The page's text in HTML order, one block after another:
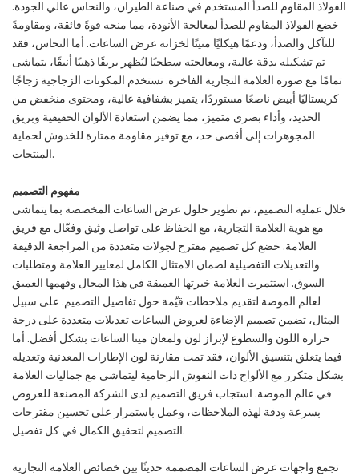
الفولاذ المقاوم للصدأ المستخدم في صناعة الطيران، والنحاس عالي الجودة.
خضع الفولاذ المقاوم للصدأ لمعالجة الأنودة، مما منحه قوةً فائقة، ومقاومةً
للتآكل والصدأ، ودعمًا هيكليًا متينًا لخزانة عرض الساعات. أما النحاس، فقد
تم تشكيله بدقة عالية، ومعالجته سطحيًا ليُظهر بريقًا ذهبيًا أنيقًا، يتماشى
تمامًا مع صورة العلامة التجارية الفاخرة. تستخدم المكونات الزجاجية زجاجًا
كريستاليًا أبيض ناصعًا مستوردًا، يتميز بشفافية عالية، ومحتوى منخفض من
الحديد، وأداء بصري متميز، مما يضمن استعادة الألوان الحقيقية وبريق
المجوهرات إلى أقصى حد، مع توفير مقاومة ممتازة للخدوش لحماية
المنتجات.
مفهوم التصميم
خلال عملية التصميم، تم تطوير حلول عرض الساعات المخصصة بما يتماشى
مع هوية العلامة التجارية، مع الحفاظ على تواصل وثيق وفعّال مع فريق
العلامة. خضع كل تصميم مقترح لجولات متعددة من المراجعة الدقيقة
والتعديلات التفصيلية لضمان الامتثال الكامل لمعايير العلامة ومتطلبات
السوق. استثمرت العلامة خبرتها العميقة في هذا المجال وفهمها العميق
لعالم الموضة لتقديم ملاحظات قيّمة حول تفاصيل التصميم. على سبيل
المثال، تضمن تصميم الإضاءة لعروض الساعات تعديلات متعددة على درجة
حرارة اللون والسطوع لإبراز لون ولمعان مينا الساعات بشكل أفضل. أما
فيما يتعلق بتنسيق الألوان، فقد تمت مقارنة لون الإطارات المعدنية وتعديله
بشكل متكرر مع الألواح ذات النقوش الرخامية ليتماشى مع جماليات العلامة
في عالم الموضة. استجاب فريق التصميم لدى الشركة المصنعة للعروض
بسرعة ودقة لهذه الملاحظات، وعمل باستمرار على تحسين مقترحات
التصميم لتحقيق الكمال في كل تفصيل.
تجمع واجهات عرض الساعات المصممة حديثًا بين خصائص العلامة التجارية